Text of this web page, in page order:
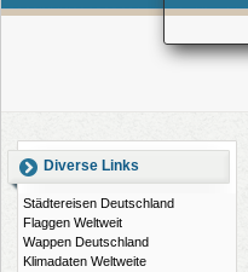
Diverse Links
Städtereisen Deutschland
Flaggen Weltweit
Wappen Deutschland
Klimadaten Weltweite